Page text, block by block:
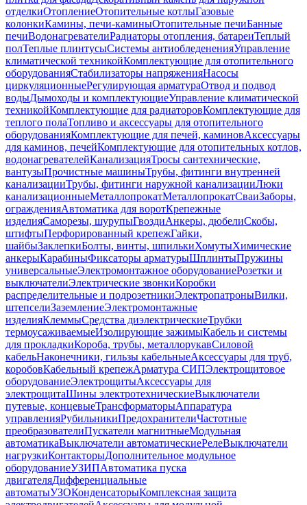
отделкиОтоплениеОтопительные котлыГазовые
колонкиКамины, печи-каминыОтопительные печиБанные
печиВодонагревателиРадиаторы отопления, батареиТеплый
полТеплые плинтусыСистемы антиобледененияУправление
климатической техникойКомплектующие для отопительного
оборудованияСтабилизаторы напряженияНасосы
циркуляционныеРегулирующая арматураОтвод и подвод
водыДымоходы и комплектующиеУправление климатической
техникойКомплектующие для радиаторовКомплектующие для
теплого полаТопливо и аксессуары для отопительного
оборудованияКомплектующие для печей, каминовАксессуары
для каминов, печейКомплектующие для отопительных котлов,
водонагревателейКанализацияТросы сантехнические,
вантузыПрочистные машиныТрубы, фитинги внутренней
канализацииТрубы, фитинги наружной канализацииЛюки
канализационныеМеталлопрокатМеталлопрокатСваиЗаборы,
огражденияАвтоматика для воротКрепежные
изделияСаморезы, шурупыГвоздиАнкеры, дюбелиСкобы,
штифтыПерфорированный крепежГайки,
шайбыЗаклепкиБолты, винты, шпилькиХомутыХимические
анкерыКарабиныФиксаторы арматурыШплинтыПружины
универсальныеЭлектромонтажное оборудованиеРозетки и
выключателиЭлектрические звонкиКоробки
распределительные и подрозетникиЭлектропатроныВилки,
штепселиЗаземлениеЭлектромонтажные
изделияКлеммыСредства диэлектрическиеТрубки
термоусаживаемыеИзолирующие зажимыКабель и системы
для прокладкиКороба, трубы, металлорукавСиловой
кабельНаконечники, гильзы кабельныеАксессуары для труб,
коробовКабельный крепежАрматура СИПЭлектрощитовое
оборудованиеЭлектрощитыАксессуары для
электрощитаШины электротехническиеВыключатели
путевые, концевыеТрансформаторыАппаратура
управленияРубильникиПредохранителиЧастотные
преобразователиПускатели магнитныеМодульная
автоматикаВыключатели автоматическиеРелеВыключатели
нагрузкиКонтакторыДополнительное модульное
оборудованиеУЗИПАвтоматика пуска
двигателяДифференциальные
автоматыУЗОКонденсаторыКомплексная защита